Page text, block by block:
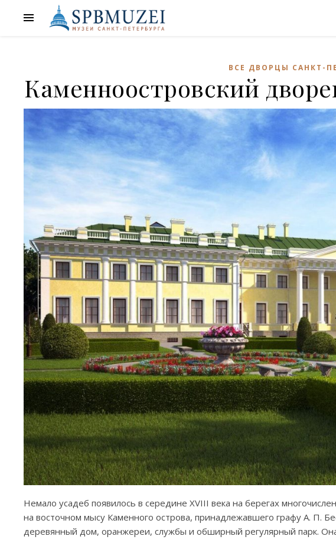
ВСЕ ДВОРЦЫ САНКТ-
Каменноостровский
Немало усадеб появилось в середине XVIII века на берегах
на восточном мысу Каменного острова, принадлежавшего графу А. П.
деревянный дом, оранжереи, службы и обширный регулярный парк.